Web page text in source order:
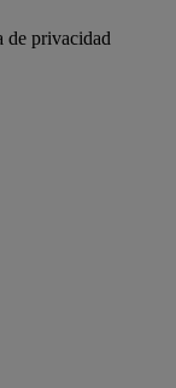
de privacidad